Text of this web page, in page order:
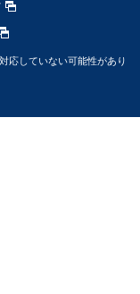
応していない可能性があり